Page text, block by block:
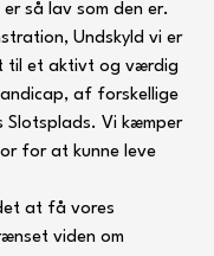
så lav som den er.
Undskyld vi er
til et aktivt og værdig
af forskellige
Slotsplads. Vi kæmper
for at kunne leve
at få vores
viden om